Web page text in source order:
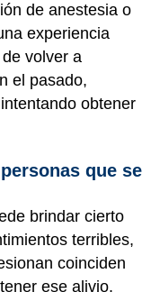
de anestesia o
experiencia
volver a
el pasado,
obtener
que se
brindar cierto
terribles,
coinciden
ese alivio.